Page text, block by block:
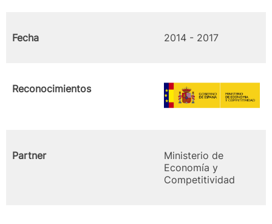
Fecha 2014 - 2017
Reconocimientos
Partner
Ministerio de
Economía y
Competitividad